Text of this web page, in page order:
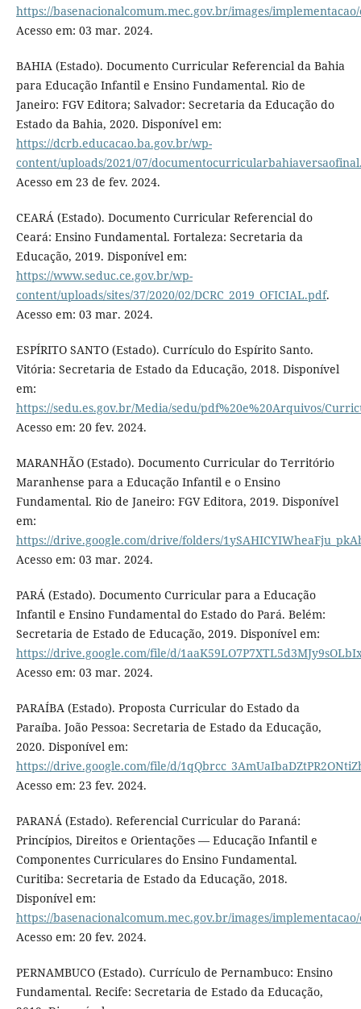
https://basenacionalcomum.mec.gov.br/images/
Acesso em: 03 mar. 2024.
BAHIA (Estado). Documento Curricular Referencial da Bahia
para Educação Infantil e Ensino Fundamental. Rio de
Janeiro: FGV Editora; Salvador: Secretaria da Educação do
Estado da Bahia, 2020. Disponível em:
https://dcrb.educacao.ba.gov.br/wp-
content/uploads/2021/07/
Acesso em 23 de fev. 2024.
CEARÁ (Estado). Documento Curricular Referencial do
Ceará: Ensino Fundamental. Fortaleza: Secretaria da
Educação, 2019. Disponível em:
https://www.seduc.ce.gov.br/wp-
content/uploads/sites/37/2020/02/DCRC_2019_OFICIAL.pdf.
Acesso em: 03 mar. 2024.
ESPÍRITO SANTO (Estado). Currículo do Espírito Santo.
Vitória: Secretaria de Estado da Educação, 2018. Disponível
em:
https://sedu.es.gov.br/Media/sedu/pdf%20e%20Arquivos/
Acesso em: 20 fev. 2024.
MARANHÃO (Estado). Documento Curricular do Território
Maranhense para a Educação Infantil e o Ensino
Fundamental. Rio de Janeiro: FGV Editora, 2019. Disponível
em:
https://drive.google.com/drive/folders/
Acesso em: 03 mar. 2024.
PARÁ (Estado). Documento Curricular para a Educação
Infantil e Ensino Fundamental do Estado do Pará. Belém:
Secretaria de Estado de Educação, 2019. Disponível em:
https://drive.google.com/file/d/
Acesso em: 03 mar. 2024.
PARAÍBA (Estado). Proposta Curricular do Estado da
Paraíba. João Pessoa: Secretaria de Estado da Educação,
2020. Disponível em:
https://drive.google.com/file/d/
Acesso em: 23 fev. 2024.
PARANÁ (Estado). Referencial Curricular do Paraná:
Princípios, Direitos e Orientações — Educação Infantil e
Componentes Curriculares do Ensino Fundamental.
Curitiba: Secretaria de Estado da Educação, 2018.
Disponível em:
https://basenacionalcomum.mec.gov.br/images/
Acesso em: 20 fev. 2024.
PERNAMBUCO (Estado). Currículo de Pernambuco: Ensino
Fundamental. Recife: Secretaria de Estado da Educação,